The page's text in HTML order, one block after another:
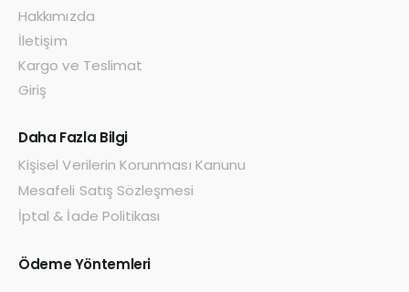
Hakkımızda
İletişim
Kargo ve Teslimat
Giriş
Daha Fazla Bilgi
Kişisel Verilerin Korunması Kanunu
Mesafeli Satış Sözleşmesi
İptal & İade Politikası
Ödeme Yöntemleri